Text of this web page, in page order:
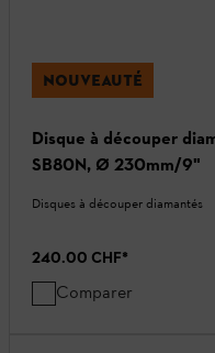
NOUVEAUTÉ
Disque à découper
SB80N, Ø 230mm/9"
Disques à découper diamantés
240.00 CHF*
Comparer